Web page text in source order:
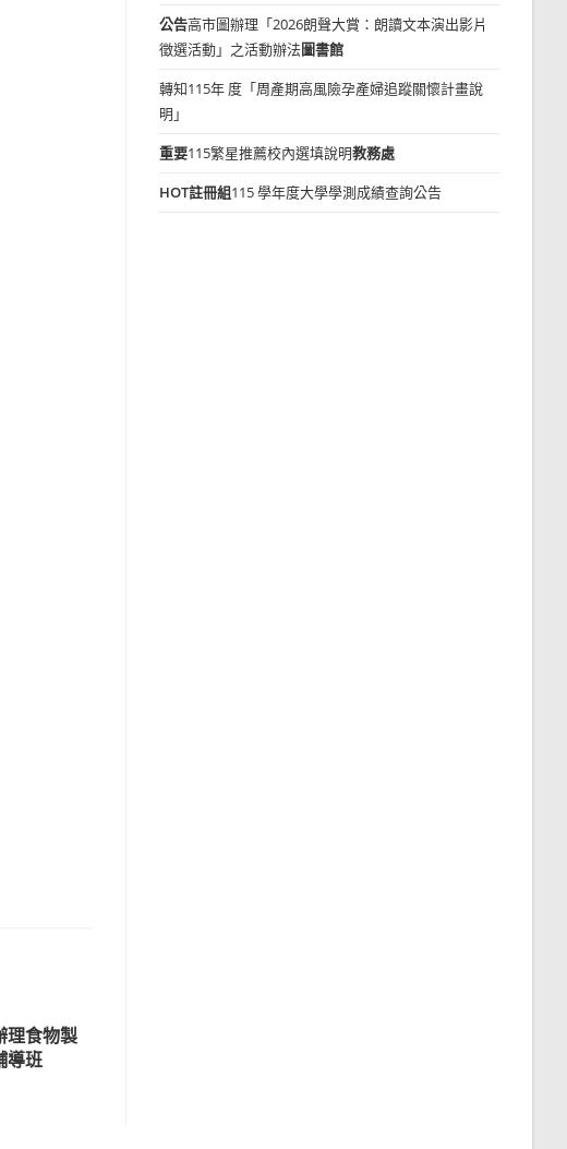
理食物製
導班
公告高市圖辦理「2026朗聲大賞：朗讀文本演出影片
徵選活動」之活動辦法圖書館
轉知115年 度「周產期高風險孕產婦追蹤關懷計畫說
明」
重要115繁星推薦校內選填說明教務處
HOT註冊組115 學年度大學學測成績查詢公告